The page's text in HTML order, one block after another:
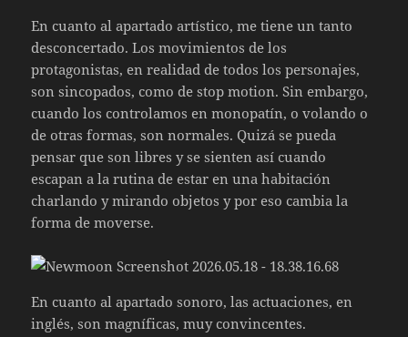
En cuanto al apartado artístico, me tiene un tanto
desconcertado. Los movimientos de los
protagonistas, en realidad de todos los personajes,
son sincopados, como de stop motion. Sin embargo,
cuando los controlamos en monopatín, o volando o
de otras formas, son normales. Quizá se pueda
pensar que son libres y se sienten así cuando
escapan a la rutina de estar en una habitación
charlando y mirando objetos y por eso cambia la
forma de moverse.
En cuanto al apartado sonoro, las actuaciones, en
inglés, son magníficas, muy convincentes.